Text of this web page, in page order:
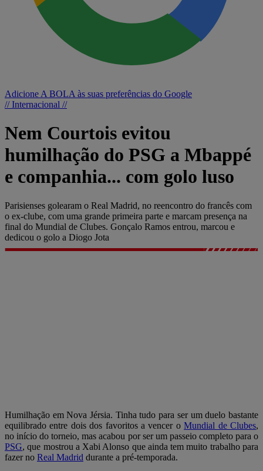
Adicione A BOLA às suas preferências do Google
// Internacional //
Nem Courtois evitou
humilhação do PSG a Mbappé
e companhia... com golo luso
Parisienses golearam o Real Madrid, no reencontro do francês com
o ex-clube, com uma grande primeira parte e marcam presença na
final do Mundial de Clubes. Gonçalo Ramos entrou, marcou e
dedicou o golo a Diogo Jota
Humilhação em Nova Jérsia. Tinha tudo para ser um duelo bastante
equilibrado entre dois dos favoritos a vencer oMundial de Clubes,
no início do torneio, mas acabou por ser um passeio completo para o
PSG, que mostrou a Xabi Alonso que ainda tem muito trabalho para
fazer no Real Madrid durante a pré-temporada.